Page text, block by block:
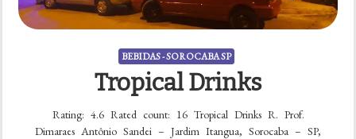
BEBIDAS - SOROCABA SP
Tropical Drinks
Rating: 4.6 Rated count: 16 Tropical Drinks R. Prof.
Dimaraes Antônio Sandei – Jardim Itangua, Sorocaba – SP,